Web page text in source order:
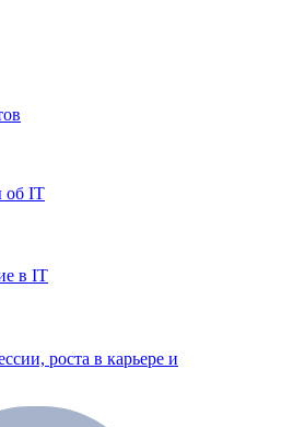
об IT
в IT
роста в карьере и